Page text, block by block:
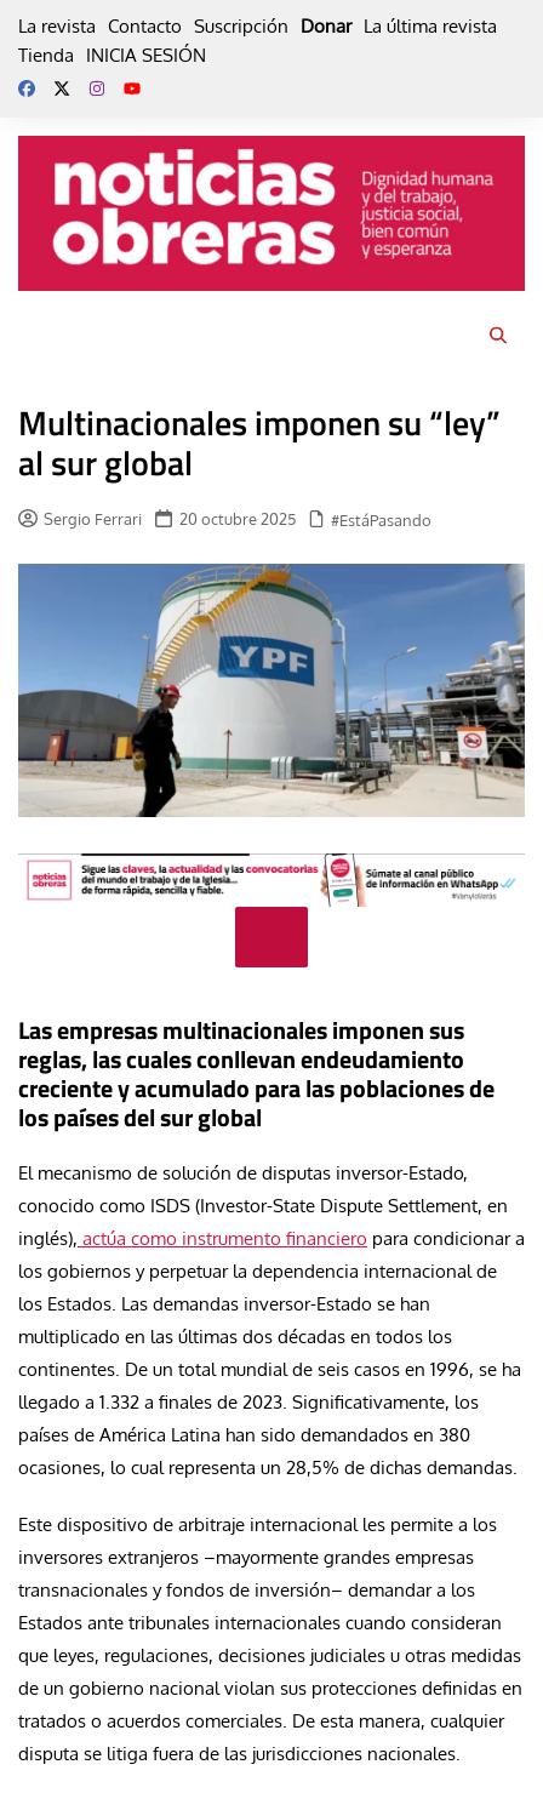
La revista Contacto Suscripción Donar La última revista
Tienda
INICIA SESIÓN
Multinacionales imponen su “ley”
al sur global
Sergio Ferrari 20 octubre 2025 #EstáPasando
Las empresas multinacionales imponen sus
reglas, las cuales conllevan endeudamiento
creciente y acumulado para las poblaciones de
los países del sur global
El mecanismo de solución de disputas inversor-Estado,
conocido como ISDS (Investor-State Dispute Settlement, en
inglés), actúa como instrumento financiero para condicionar a
los gobiernos y perpetuar la dependencia internacional de
los Estados. Las demandas inversor-Estado se han
multiplicado en las últimas dos décadas en todos los
continentes. De un total mundial de seis casos en 1996, se ha
llegado a 1.332 a finales de 2023. Significativamente, los
países de América Latina han sido demandados en 380
ocasiones, lo cual representa un 28,5% de dichas demandas.
Este dispositivo de arbitraje internacional les permite a los
inversores extranjeros –mayormente grandes empresas
transnacionales y fondos de inversión– demandar a los
Estados ante tribunales internacionales cuando consideran
que leyes, regulaciones, decisiones judiciales u otras medidas
de un gobierno nacional violan sus protecciones definidas en
tratados o acuerdos comerciales. De esta manera, cualquier
disputa se litiga fuera de las jurisdicciones nacionales.